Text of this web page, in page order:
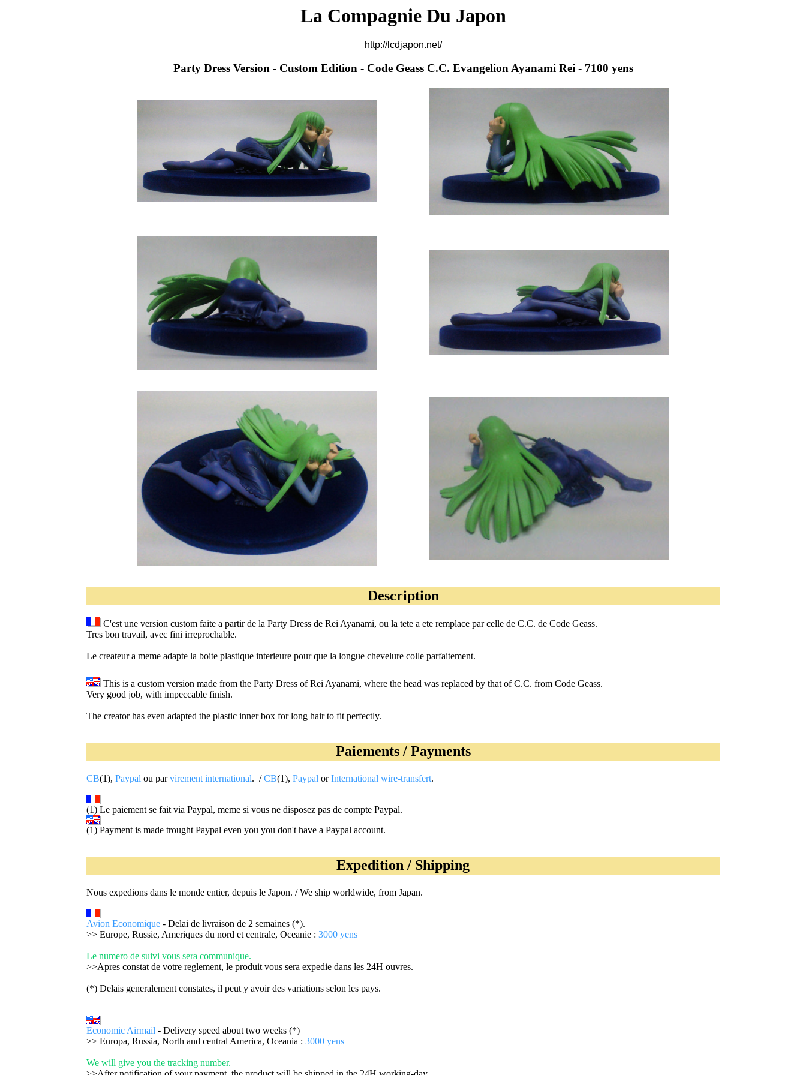
La Compagnie Du Japon
http://lcdjapon.net/
Party Dress Version - Custom Edition - Code Geass C.C. Evangelion Ayanami Rei - 7100 yens
Description
C'est une version custom faite a partir de la Party Dress de Rei Ayanami, ou la tete a ete remplace par celle de C.C. de Code Geass.
Tres bon travail, avec fini irreprochable.
Le createur a meme adapte la boite plastique interieure pour que la longue chevelure colle parfaitement.
This is a custom version made ​​from the Party Dress of Rei Ayanami, where the head was replaced by that of C.C. from Code Geass.
Very good job, with impeccable finish.
The creator has even adapted the plastic inner box for long hair to fit perfectly.
Paiements / Payments
CB(1), Paypal ou parvirement international. /CB(1), Paypal orInternational wire-transfert.
(1) Le paiement se fait via Paypal, meme si vous ne disposez pas de compte Paypal.
(1) Payment is made trought Paypal even you you don't have a Paypal account.
Expedition / Shipping
Nous expedions dans le monde entier, depuis le Japon. / We ship worldwide, from Japan.
Avion Economique - Delai de livraison de 2 semaines (*).
>> Europe, Russie, Ameriques du nord et centrale, Oceanie : 3000 yens
Le numero de suivi vous sera communique.
>>Apres constat de votre reglement, le produit vous sera expedie dans les 24H ouvres.
(*) Delais generalement constates, il peut y avoir des variations selon les pays.
Economic Airmail - Delivery speed about two weeks (*)
>> Europa, Russia, North and central America, Oceania : 3000 yens
We will give you the tracking number.